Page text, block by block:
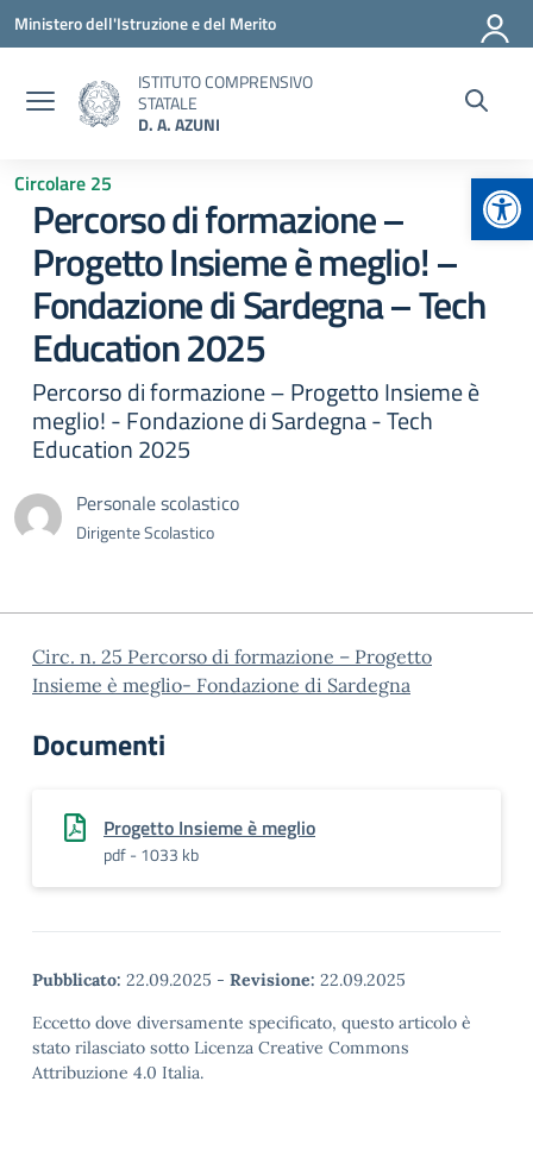
Vai ai contenuti
Vai al menu di navigazione
Vai al footer
Ministero dell'Istruzione e del Merito
ISTITUTO COMPRENSIVO
STATALE
D. A. AZUNI
Circolare 25
Percorso di formazione –
Progetto Insieme è meglio! –
Fondazione di Sardegna – Tech
Education 2025
Percorso di formazione – Progetto Insieme è
meglio! - Fondazione di Sardegna - Tech
Education 2025
Personale scolastico
Dirigente Scolastico
Circ. n. 25 Percorso di formazione – Progetto
Insieme è meglio- Fondazione di Sardegna
Documenti
Progetto Insieme è meglio
pdf - 1033 kb
Pubblicato: 22.09.2025 - Revisione: 22.09.2025
Eccetto dove diversamente specificato, questo articolo è
stato rilasciato sotto Licenza Creative Commons
Attribuzione 4.0 Italia.